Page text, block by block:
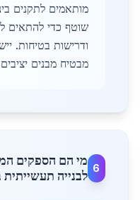
מותאמים לתקנים
שוטף כדי להתאים
ודרישות בטיחות.
מבטיח מבנים
6
מי הם הספקים
לבנייה